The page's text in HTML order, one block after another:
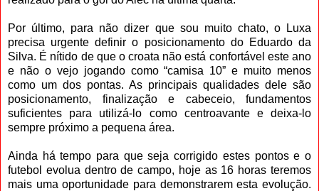
Por último, para não dizer que sou muito chato, o Luxa
precisa urgente definir o posicionamento do Eduardo da
Silva. É nítido de que o croata não está confortável este ano
e não o vejo jogando como “camisa 10” e muito menos
como um dos pontas. As principais qualidades dele são
posicionamento, finalização e cabeceio, fundamentos
suficientes para utilizá-lo como centroavante e deixa-lo
sempre próximo a pequena área.
Ainda há tempo para que seja corrigido estes pontos e o
futebol evolua dentro de campo, hoje as 16 horas teremos
mais uma oportunidade para demonstrarem esta evolução.